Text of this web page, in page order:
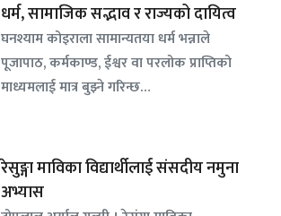
धर्म, सामाजिक सद्भाव र राज्यको दायित्व
घनश्याम कोइराला सामान्यतया धर्म भन्नाले
पूजापाठ, कर्मकाण्ड, ईश्वर वा परलोक प्राप्तिको
माध्यमलाई मात्र बुझ्ने गरिन्छ…
रेसुङ्गा माविका विद्यार्थीलाई संसदीय नमुना
अभ्यास